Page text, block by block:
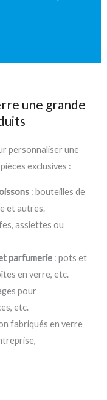
une grande
personnaliser une
exclusives :
: bouteilles de
et autres.
assiettes ou
parfumerie: pots et
en verre, etc.
pour
etc.
fabriqués en verre